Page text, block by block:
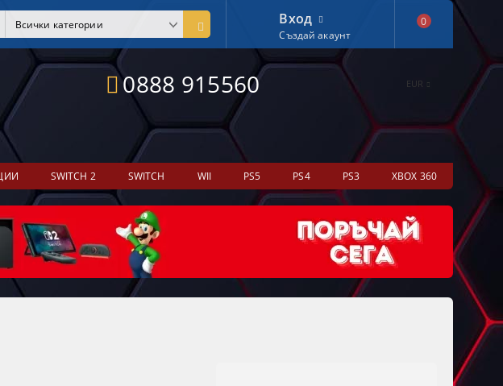
0888 915560 EUR
Вход
Създай акаунт
0
SWITCH 2 SWITCH WII PS5 PS4 PS3 XBOX 360